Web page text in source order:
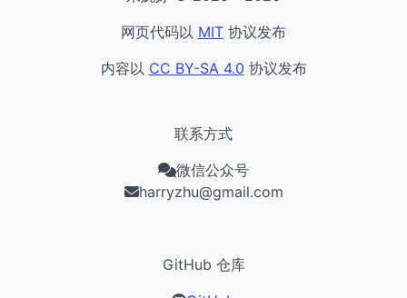
网页代码以 MIT 协议发布
内容以 CC BY-SA 4.0 协议发布
联系方式
微信公众号
harryzhu@gmail.com
GitHub 仓库